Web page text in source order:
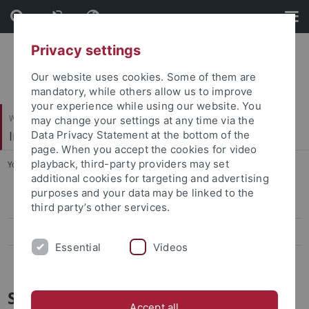
Skip
to
content
Skip
to
footer
Wirtschafts- und Sozialwissenschaftliche Fakultät
Institut für Politikwissenschaft
You are here: Startseite ... Studienberatung
Allgemeine Studienberatung, BAFöG
FAQ BA-Studiengang Politikwissenschaft
Studienberatung
Privacy settings
Our website uses cookies. Some of them are
mandatory, while others allow us to improve
your experience while using our website. You
may change your settings at any time via the
Data Privacy Statement at the bottom of the
page. When you accept the cookies for video
playback, third-party providers may set
additional cookies for targeting and advertising
purposes and your data may be linked to the
third party’s other services.
Essential Videos